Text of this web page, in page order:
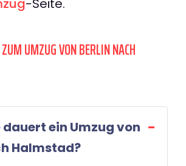
-Seite.
UMZUG VON BERLIN NACH
ein Umzug von
Halmstad?